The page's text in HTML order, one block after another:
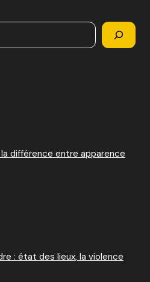
r
la différence entre apparence
: état des lieux, la violence